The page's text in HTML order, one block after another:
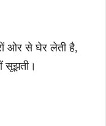
ओर से घेर लेती है,
सूझती।